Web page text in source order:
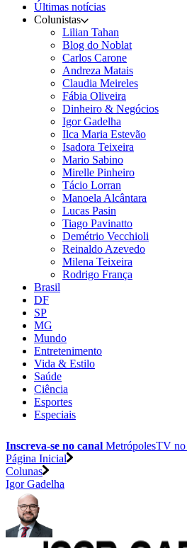
Últimas notícias
Colunistas
Lilian Tahan
Blog do Noblat
Carlos Carone
Andreza Matais
Claudia Meireles
Fábia Oliveira
Dinheiro & Negócios
Igor Gadelha
Ilca Maria Estevão
Isadora Teixeira
Mario Sabino
Mirelle Pinheiro
Tácio Lorran
Manoela Alcântara
Lucas Pasin
Tiago Pavinatto
Demétrio Vecchioli
Reinaldo Azevedo
Milena Teixeira
Rodrigo França
Brasil
DF
SP
MG
Mundo
Entretenimento
Vida & Estilo
Saúde
Ciência
Esportes
Especiais
Inscreva-se no canal MetrópolesTV no
Página Inicial
Colunas
Igor Gadelha